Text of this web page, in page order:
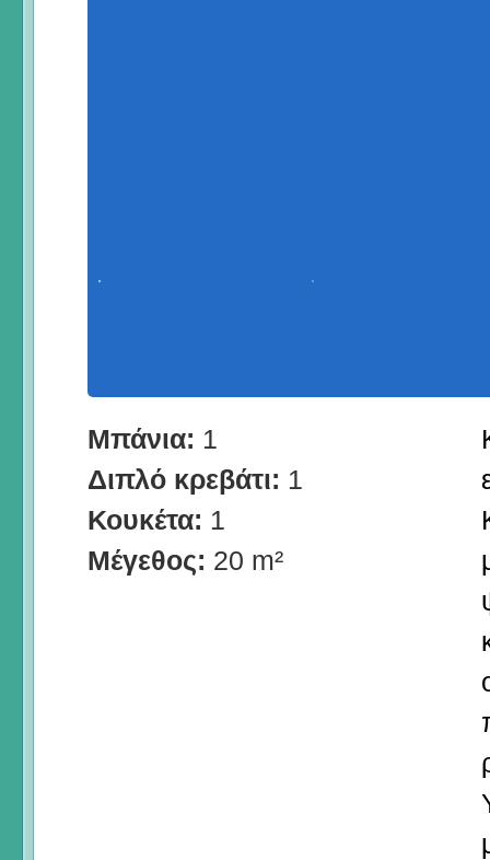
Μπάνια: 1
Διπλό κρεβάτι: 1
Κουκέτα: 1
Μέγεθος: 20 m²